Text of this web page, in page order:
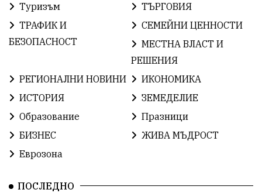
ИсторияНаБългария Иновации САЩ
БългарскаГордост Твърдица ОбщинаСливен
ЕвропейскиСъюз Право
ЦветомирПетков Правосъдие СелинКларънс
Туризъм
ТЪРГОВИЯ
ТРАФИК И
БЕЗОПАСНОСТ
СЕМЕЙНИ ЦЕННОСТИ
МЕСТНА ВЛАСТ И
РЕШЕНИЯ
РЕГИОНАЛНИ НОВИНИ
ИКОНОМИКА
ИСТОРИЯ
ЗЕМЕДЕЛИЕ
Образование
Празници
БИЗНЕС
ЖИВА МЪДРОСТ
Еврозона
ПОСЛЕДНО